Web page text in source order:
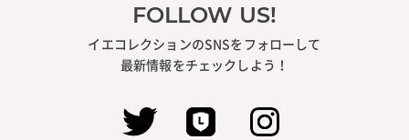
FOLLOW US!
イエコレクションのSNSをフォローして
最新情報をチェックしよう！